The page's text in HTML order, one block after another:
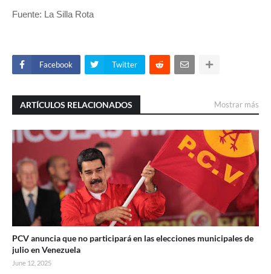
Fuente: La Silla Rota
Facebook Twitter
ARTÍCULOS RELACIONADOS Mostrar más
PCV anuncia que no participará en las elecciones municipales de
julio en Venezuela
June 12, 2025